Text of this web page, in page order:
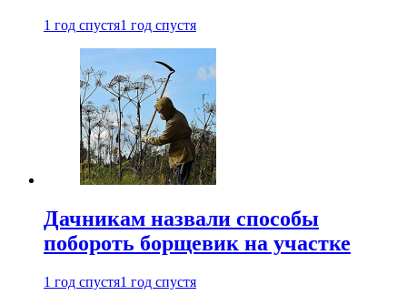
1 год спустя1 год спустя
Дачникам назвали способы
побороть борщевик на участке
1 год спустя1 год спустя